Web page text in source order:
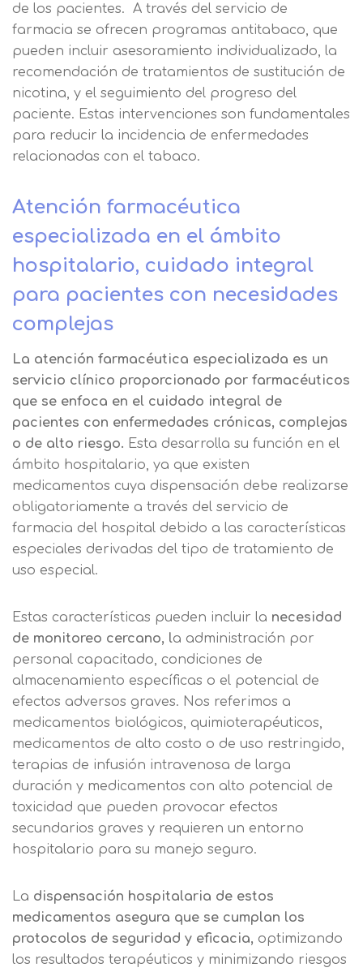
de los pacientes. A través del servicio de
farmacia se ofrecen programas antitabaco, que
pueden incluir asesoramiento individualizado, la
recomendación de tratamientos de sustitución de
nicotina, y el seguimiento del progreso del
paciente. Estas intervenciones son fundamentales
para reducir la incidencia de enfermedades
relacionadas con el tabaco.
Atención farmacéutica
especializada en el ámbito
hospitalario, cuidado integral
para pacientes con necesidades
complejas
La atención farmacéutica especializada es un
servicio clínico proporcionado por farmacéuticos
que se enfoca en el cuidado integral de
pacientes con enfermedades crónicas, complejas
o de alto riesgo. Esta desarrolla su función en el
ámbito hospitalario, ya que existen
medicamentos cuya dispensación debe realizarse
obligatoriamente a través del servicio de
farmacia del hospital debido a las características
especiales derivadas del tipo de tratamiento de
uso especial.
Estas características pueden incluir la necesidad
de monitoreo cercano, la administración por
personal capacitado, condiciones de
almacenamiento específicas o el potencial de
efectos adversos graves. Nos referimos a
medicamentos biológicos, quimioterapéuticos,
medicamentos de alto costo o de uso restringido,
terapias de infusión intravenosa de larga
duración y medicamentos con alto potencial de
toxicidad que pueden provocar efectos
secundarios graves y requieren un entorno
hospitalario para su manejo seguro.
La dispensación hospitalaria de estos
medicamentos asegura que se cumplan los
protocolos de seguridad y eficacia, optimizando
los resultados terapéuticos y minimizando riesgos
Solicitar
información
Nombre
Apellido
Teléfono
Mensaje
Información básica sobre
Protección de Datos .
Haz clic aquí
Acepto el tratamiento de mis datos con la
finalidad prevista en la información
básica.
Solicitar
información
Nombre
Apellidos
Telefono
Email
Mensaje
Información básica sobre Protección
Responsable EUROINNOVA
BUSINESS SCHOOL, S.L. Finalidad
Información académica y comercial
Legitimación Consentimiento del
interesado Destinatarios Encargados
del tratamiento para cumplir con las
finalidades Derechos Acceder,
rectificar y suprimir los datos, así
como otros derechos, como se
explica en la información adicional
Información adicional aquí
Acepto el tratamiento de mis datos con la
finalidad prevista en la información
básica
Centro de
preferencia de
privacidad
Utilizamos cookies propias y de terceros
para mejorar nuestros servicios
relacionados con tus preferencias,
mediante el análisis de tus hábitos de
navegación. En caso de que rechace las
cookies, no podremos asegurarle el
funcionalidades de nuestra página web.
Puede obtener más información en
nuestrapolítica de cookies.
Después de aceptar, no volveremos a
mostrarle este mensaje.
Seguir navegando
Leer más